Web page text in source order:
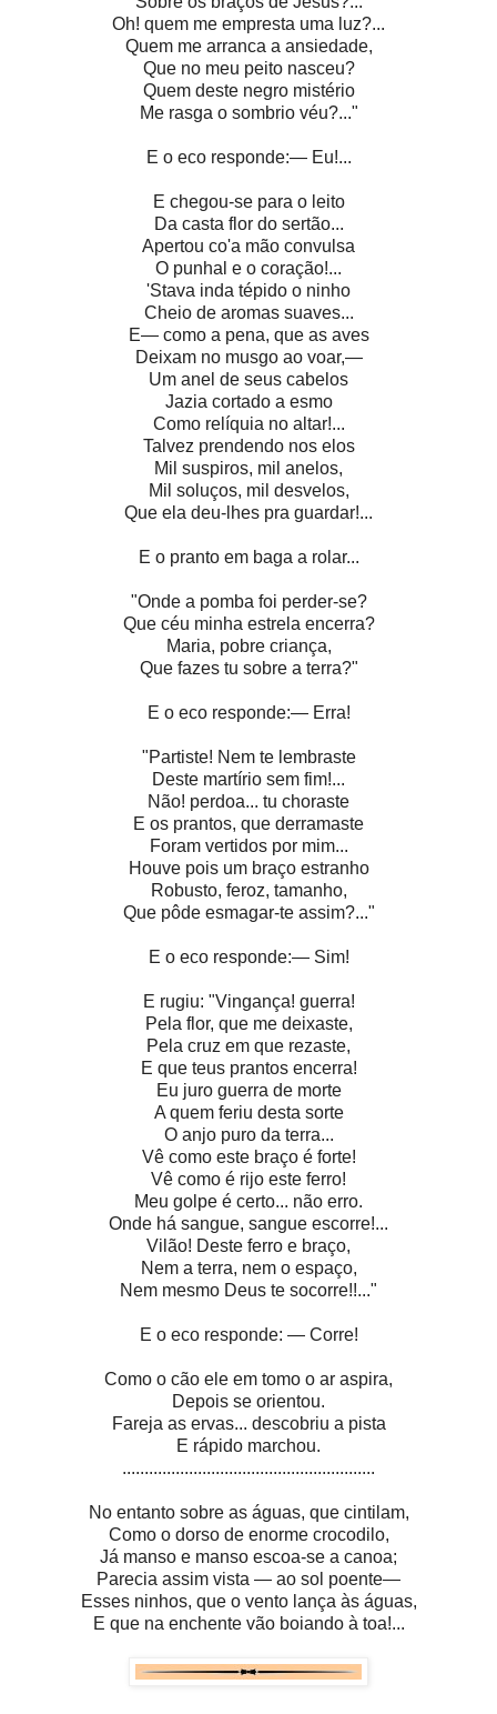
Oh! quem me empresta uma luz?...
Quem me arranca a ansiedade,
Que no meu peito nasceu?
Quem deste negro mistério
Me rasga o sombrio véu?..."
E o eco responde:— Eu!...
E chegou-se para o leito
Da casta flor do sertão...
Apertou co'a mão convulsa
O punhal e o coração!...
'Stava inda tépido o ninho
Cheio de aromas suaves...
E— como a pena, que as aves
Deixam no musgo ao voar,—
Um anel de seus cabelos
Jazia cortado a esmo
Como relíquia no altar!...
Talvez prendendo nos elos
Mil suspiros, mil anelos,
Mil soluços, mil desvelos,
Que ela deu-lhes pra guardar!...
E o pranto em baga a rolar...
"Onde a pomba foi perder-se?
Que céu minha estrela encerra?
Maria, pobre criança,
Que fazes tu sobre a terra?"
E o eco responde:— Erra!
"Partiste! Nem te lembraste
Deste martírio sem fim!...
Não! perdoa... tu choraste
E os prantos, que derramaste
Foram vertidos por mim...
Houve pois um braço estranho
Robusto, feroz, tamanho,
Que pôde esmagar-te assim?..."
E o eco responde:— Sim!
E rugiu: "Vingança! guerra!
Pela flor, que me deixaste,
Pela cruz em que rezaste,
E que teus prantos encerra!
Eu juro guerra de morte
A quem feriu desta sorte
O anjo puro da terra...
Vê como este braço é forte!
Vê como é rijo este ferro!
Meu golpe é certo... não erro.
Onde há sangue, sangue escorre!...
Vilão! Deste ferro e braço,
Nem a terra, nem o espaço,
Nem mesmo Deus te socorre!!..."
E o eco responde: — Corre!
Como o cão ele em tomo o ar aspira,
Depois se orientou.
Fareja as ervas... descobriu a pista
E rápido marchou.
.........................................................
No entanto sobre as águas, que cintilam,
Como o dorso de enorme crocodilo,
Já manso e manso escoa-se a canoa;
Parecia assim vista — ao sol poente—
Esses ninhos, que o vento lança às águas,
E que na enchente vão boiando à toa!...